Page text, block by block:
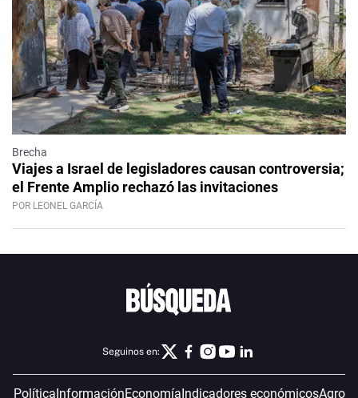
Brecha
Viajes a Israel de legisladores causan controversia;
el Frente Amplio rechazó las invitaciones
POR LEONEL GARCÍA
Seguinos en:
PolíticaInformaciónEconomíaIndicadores económicosAgro